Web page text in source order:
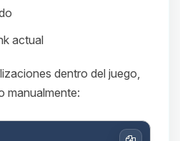
actual
dentro del juego,
manualmente: